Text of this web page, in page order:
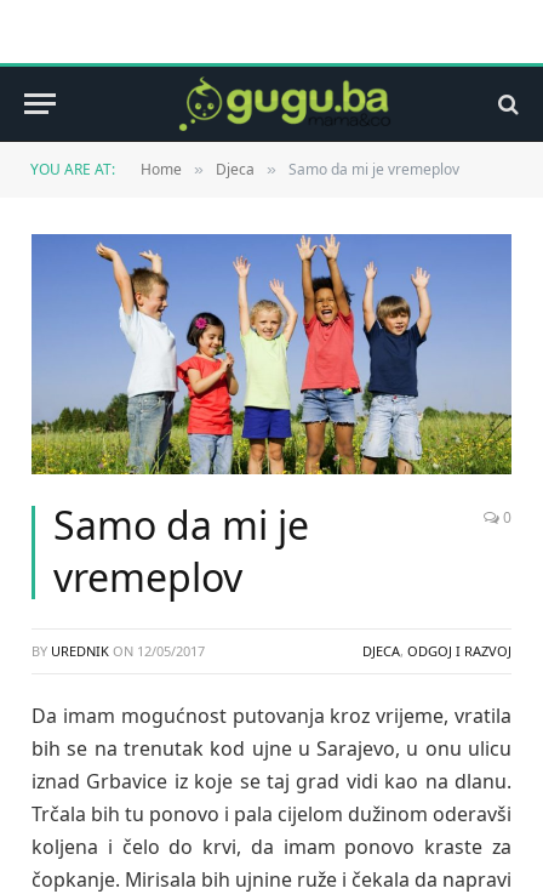
YOU ARE AT: Home » Djeca » Samo da mi je vremeplov
Samo da mi je
vremeplov
0
BY UREDNIK ON 12/05/2017 DJECA, ODGOJ I RAZVOJ
Da imam mogućnost putovanja kroz vrijeme, vratila
bih se na trenutak kod ujne u Sarajevo, u onu ulicu
iznad Grbavice iz koje se taj grad vidi kao na dlanu.
Trčala bih tu ponovo i pala cijelom dužinom oderavši
koljena i čelo do krvi, da imam ponovo kraste za
čopkanje. Mirisala bih ujnine ruže i čekala da napravi